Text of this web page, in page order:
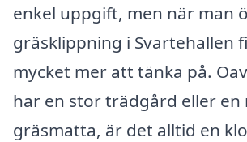
enkel uppgift, men när man
gräsklippning i Svartehallen
mycket mer att tänka på.
har en stor trädgård eller en
gräsmatta, är det alltid en